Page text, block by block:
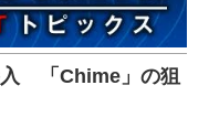
入 「Chime」の狙